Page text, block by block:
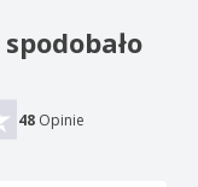
48 Opinie